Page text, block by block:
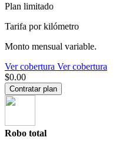
Plan limitado
Tarifa por kilómetro
Monto mensual variable.
Ver cobertura Ver cobertura
$0.00
Contratar plan
Robo total